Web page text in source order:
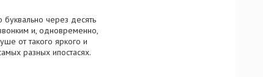
через десять
и, одновременно,
от такого яркого и
разных ипостасях.